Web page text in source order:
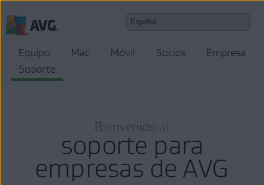
Equipo Mac Móvil Socios
Empresa
Soporte
Bienvenido al
soporte para
empresas de AVG